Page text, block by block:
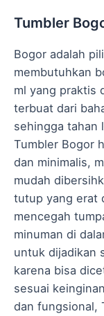
Tumbler
Bogor adalah
membutuhkan
ml yang praktis
terbuat dari
sehingga tahan
Tumbler Bogor
dan minimalis,
mudah
tutup yang erat
mencegah
minuman di
untuk dijadikan
karena bisa
sesuai
dan fungsional,